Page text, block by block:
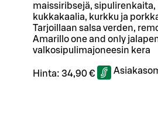
maissiribsejä, sipulirenkaita,
kukkakaalia, kurkku ja
Tarjoillaan salsa verden,
Amarillo one and only
valkosipulimajoneesin kera
Hinta: 34,90 €